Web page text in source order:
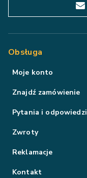
Obsługa
Moje konto
Znajdź zamówienie
Pytania i odpowiedzi
Zwroty
Reklamacje
Kontakt